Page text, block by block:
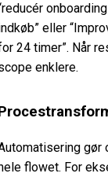
eller
24 timer”. Når
enklere.
gør
flowet. For